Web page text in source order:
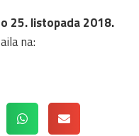
25. listopada 2018.
na: